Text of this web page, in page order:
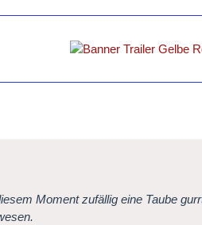
Moment zufällig eine Taube